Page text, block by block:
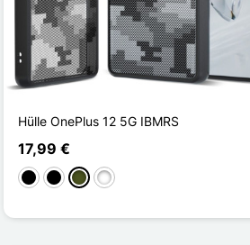
Hülle OnePlus 12 5G IBMRS
17,99 €
Noir Transparent
Noir MatGrille Camouflage
Camouflage Artistique